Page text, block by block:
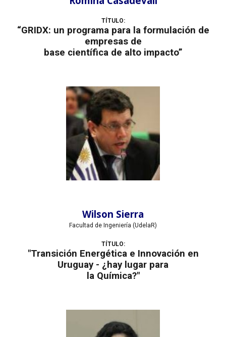
TÍTULO:
“GRIDX: un programa para la formulación de
empresas de
base científica de alto impacto”
Wilson Sierra
Facultad de Ingeniería (UdelaR)
TÍTULO:
"Transición Energética e Innovación en
Uruguay - ¿hay lugar para
la Química?"